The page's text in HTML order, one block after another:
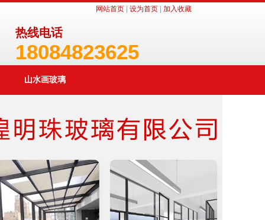
网站首页| 设为首页| 加入收藏
热线电话
18084823625
山水画玻璃